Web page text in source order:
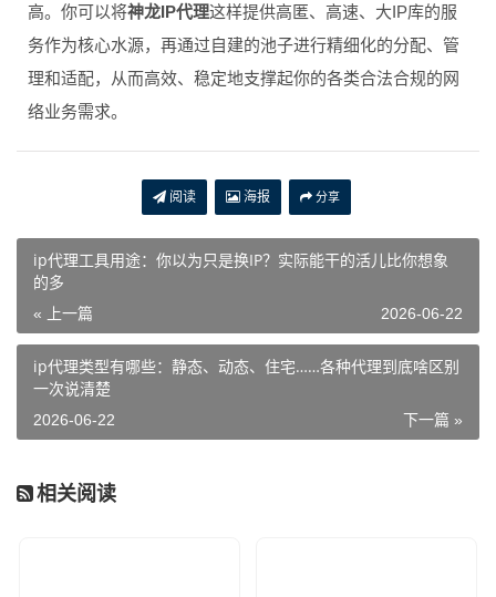
高。你可以将神龙IP代理这样提供高匿、高速、大IP库的服
务作为核心水源，再通过自建的池子进行精细化的分配、管
理和适配，从而高效、稳定地支撑起你的各类合法合规的网
络业务需求。
阅读 海报 分享
ip代理工具用途：你以为只是换IP？实际能干的活儿比你想象
的多
« 上一篇 2026-06-22
ip代理类型有哪些：静态、动态、住宅……各种代理到底啥区别
一次说清楚
下一篇 »
2026-06-22
相关阅读